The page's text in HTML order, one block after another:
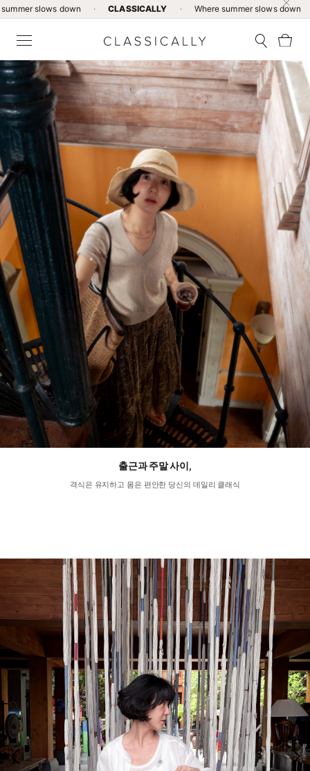
down · CLASSICALLY · Where summer slows down ·
출근과 주말 사이,
격식은 유지하고 몸은 편안한 당신의 데일리 클래식